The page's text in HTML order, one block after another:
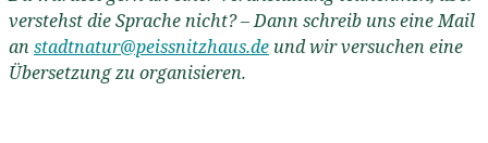
verstehst die Sprache nicht? – Dann schreib uns eine Mail
an stadtnatur@peissnitzhaus.de und wir versuchen eine
Übersetzung zu organisieren.